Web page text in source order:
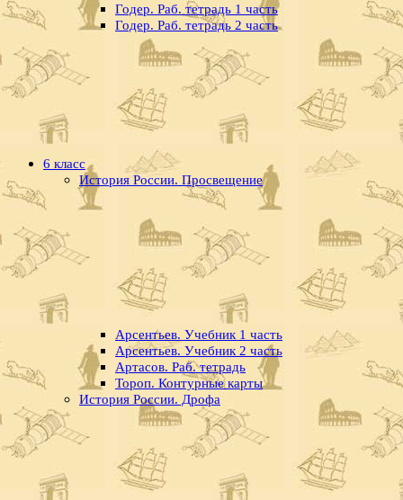
Годер. Раб. тетрадь 1 часть
Годер. Раб. тетрадь 2 часть
6 класс
История России. Просвещение
Арсентьев. Учебник 1 часть
Арсентьев. Учебник 2 часть
Артасов. Раб. тетрадь
Тороп. Контурные карты
История России. Дрофа